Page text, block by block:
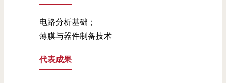
电路分析基础；
薄膜与器件制备技术
代表成果